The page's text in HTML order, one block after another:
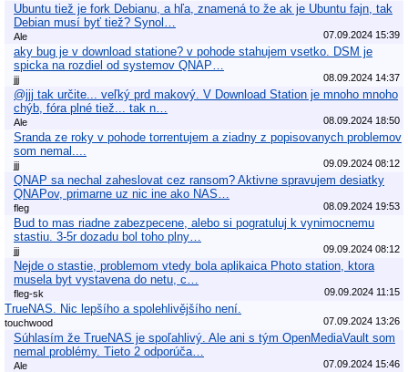
Ubuntu tiež je fork Debianu, a hľa, znamená to že ak je Ubuntu fajn, tak
Debian musí byť tiež? Synol…
Ale 07.09.2024 15:39
aky bug je v download statione? v pohode stahujem vsetko. DSM je
spicka na rozdiel od systemov QNAP…
jjj 08.09.2024 14:37
@jjj tak určite... veľký prd makový. V Download Station je mnoho mnoho
chýb, fóra plné tiež... tak n…
Ale 08.09.2024 18:50
Sranda ze roky v pohode torrentujem a ziadny z popisovanych problemov
som nemal....
jjj 09.09.2024 08:12
QNAP sa nechal zaheslovat cez ransom? Aktivne spravujem desiatky
QNAPov, primarne uz nic ine ako NAS…
fleg 08.09.2024 19:53
Bud to mas riadne zabezpecene, alebo si pogratuluj k vynimocnemu
stastiu. 3-5r dozadu bol toho plny…
jjj 09.09.2024 08:12
Nejde o stastie, problemom vtedy bola aplikaica Photo station, ktora
musela byt vystavena do netu, c…
fleg-sk 09.09.2024 11:15
TrueNAS. Nic lepšího a spolehlivějšího není.
touchwood 07.09.2024 13:26
Súhlasím že TrueNAS je spoľahlivý. Ale ani s tým OpenMediaVault som
nemal problémy. Tieto 2 odporúča…
Ale 07.09.2024 15:46